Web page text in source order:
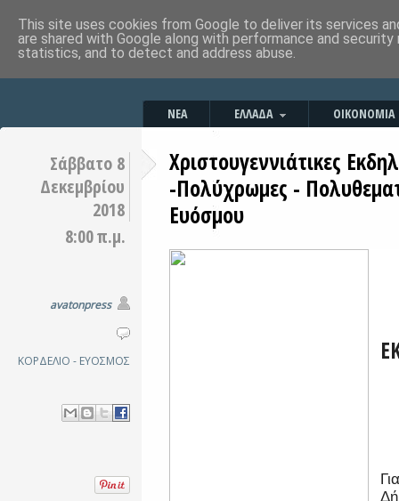
ΝΕΑ ΕΛΛΑΔΑ ΟΙΚΟΝΟΜΙΑ
Σάββατο 8
Δεκεμβρίου
2018
8:00 π.μ.
avatonpress
ΚΟΡΔΕΛΙΟ - ΕΥΟΣΜΟΣ
Χριστουγεννιάτικες
-Πολύχρωμες -
Ευόσμου
This site uses cookies from Google to deliver its services
are shared with Google along with performance and
statistics, and to detect and address abuse.